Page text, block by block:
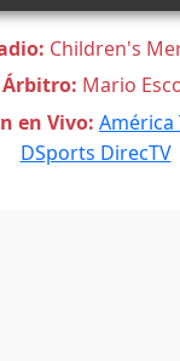
Children's
Árbitro: Mario
en Vivo: América
DSports DirecTV